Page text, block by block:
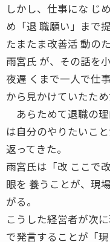
しかし、仕事にな じ
め「退 職願い」まで
たまたま改善活 動の
雨宮氏 が、その話を
夜遅 くまで一人で仕
から見かけていたため
あらためて退職の
は自分のやりたいこ
返ってきた。
雨宮氏は「改 ここで
眼を 養うことが、現
がる。
こうした経営者が次
で発言することが「